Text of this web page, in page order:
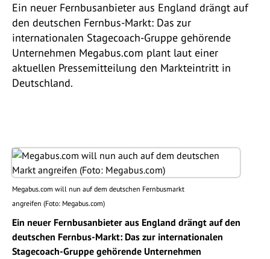
Ein neuer Fernbusanbieter aus England drängt auf
den deutschen Fernbus-Markt: Das zur
internationalen Stagecoach-Gruppe gehörende
Unternehmen Megabus.com plant laut einer
aktuellen Pressemitteilung den Markteintritt in
Deutschland.
Megabus.com will nun auf dem deutschen Fernbusmarkt
angreifen (Foto: Megabus.com)
Ein neuer Fernbusanbieter aus England drängt auf den
deutschen Fernbus-Markt: Das zur internationalen
Stagecoach-Gruppe gehörende Unternehmen